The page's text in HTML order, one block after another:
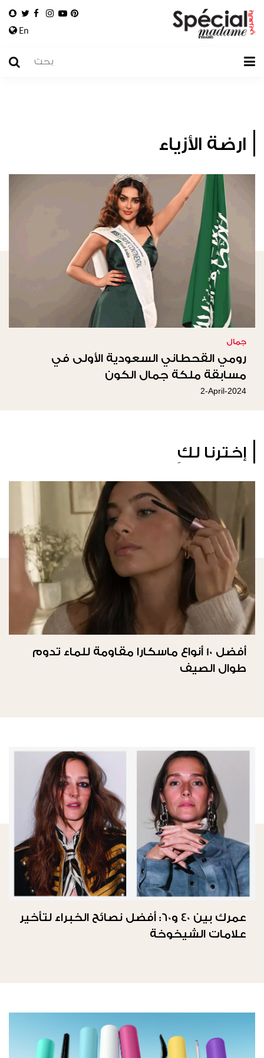
En
ارضة الأزياء
جمال
رومي القحطاني السعودية الأولى في
مسابقة ملكة جمال الكون
2-April-2024
إخترنا لكِ
أفضل 10 أنواع ماسكارا مقاومة للماء تدوم
طوال الصيف
عمرك بين 40 و60: أفضل نصائح الخبراء لتأخير
علامات الشيخوخة